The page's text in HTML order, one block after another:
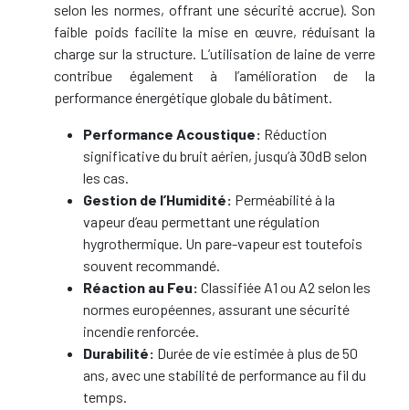
selon les normes, offrant une sécurité accrue). Son
faible poids facilite la mise en œuvre, réduisant la
charge sur la structure. L’utilisation de laine de verre
contribue également à l’amélioration de la
performance énergétique globale du bâtiment.
Performance Acoustique: Réduction
significative du bruit aérien, jusqu’à 30dB selon
les cas.
Gestion de l’Humidité: Perméabilité à la
vapeur d’eau permettant une régulation
hygrothermique. Un pare-vapeur est toutefois
souvent recommandé.
Réaction au Feu:Classifiée A1 ou A2 selon les
normes européennes, assurant une sécurité
incendie renforcée.
Durabilité: Durée de vie estimée à plus de 50
ans, avec une stabilité de performance au fil du
temps.